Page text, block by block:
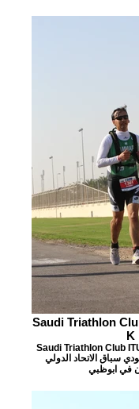
Saudi Triathlon
K
Saudi Triathlon Club
سباق الاتحاد الدولي
في ابوظبي